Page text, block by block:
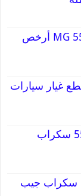
قطع غيار أم جي MG 55818355 أرخص
غيار كيا 55818355 قطع غيار سيارات
قطع غيار باجيرو 55818355 سكراب
قطع غيار جيب 55818355 سكراب جيب